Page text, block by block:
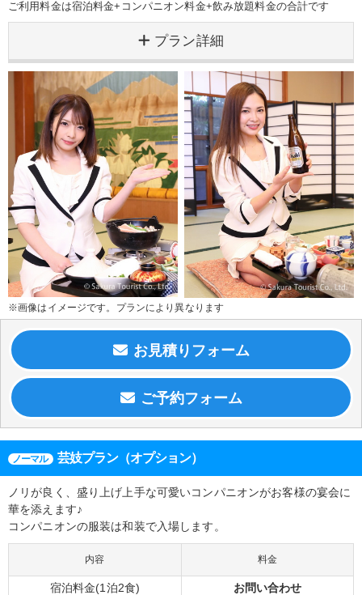
ご利用料金は宿泊料金+コンパニオン料金+飲み放題料金の合計です
プラン詳細
※画像はイメージです。プランにより異なります
ノーマル 芸妓プラン（オプション）
ノリが良く、盛り上げ上手な可愛いコンパニオンがお客様の宴会に
華を添えます♪
コンパニオンの服装は和装で入場します。
内容 料金
宿泊料金(1泊2食) お問い合わせ